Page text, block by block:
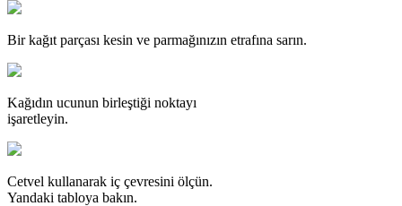
Bir kağıt parçası kesin ve parmağınızın etrafına sarın.
Kağıdın ucunun birleştiği noktayı
işaretleyin.
Cetvel kullanarak iç çevresini ölçün.
Yandaki tabloya bakın.